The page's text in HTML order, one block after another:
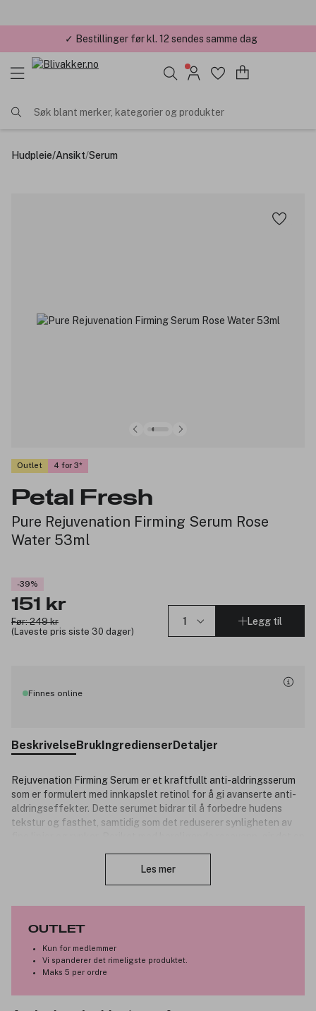
Søk blant merker, kategorier og produkter
Hudpleie/Ansikt/Serum
Outlet 4 for 3
Petal Fresh
Pure Rejuvenation Firming Serum Rose
Water 53ml
-39%
151 kr
Før: 249 kr
(Laveste pris siste 30 dager)
Legg til
Finnes online
BeskrivelseBrukIngredienserDetaljer
Rejuvenation Firming Serum er et kraftfullt anti-aldringsserum
som er formulert med innkapslet retinol for å gi avanserte anti-
aldringseffekter. Dette serumet bidrar til å forbedre hudens
tekstur og fasthet, samtidig som det reduserer synligheten av
kombinasjonen av retinol og rosevann forynger huden, etterlater
Les mer
OUTLET
Kun for medlemmer
Vi spanderer det rimeligste produktet.
Maks 5 per ordre